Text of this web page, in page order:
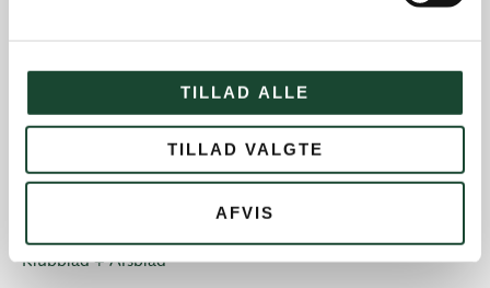
TILLAD ALLE
TILLAD VALGTE
AFVIS
Eliten
Ikke kategoriseret
Juniorerne
Klubblad + Årsblad